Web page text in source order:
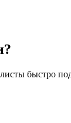
быстро